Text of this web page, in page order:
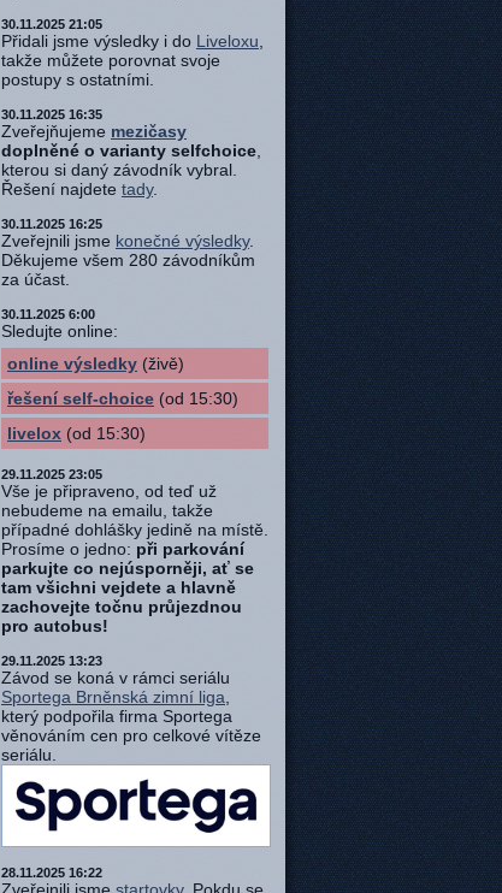
30.11.2025 21:05
Přidali jsme výsledky i do Liveloxu
takže můžete porovnat svoje
postupy s ostatními.
30.11.2025 16:35
Zveřejňujeme mezičasy
doplněné o varianty selfchoice
kterou si daný závodník vybral.
Řešení najdete tady.
30.11.2025 16:25
Zveřejnili jsme konečné výsledky.
Děkujeme všem 280 závodníkům
za účast.
30.11.2025 6:00
Sledujte online:
online výsledky (živě)
řešení self-choice (od 15:30)
livelox (od 15:30)
29.11.2025 23:05
Vše je připraveno, od teď už
nebudeme na emailu, takže
případné dohlášky jedině na místě.
Prosíme o jedno: při parkování
parkujte co nejúsporněji, ať se
tam všichni vejdete a hlavně
zachovejte točnu průjezdnou
pro autobus!
29.11.2025 13:23
Závod se koná v rámci seriálu
Sportega Brněnská zimní liga
který podpořila firma Sportega
věnováním cen pro celkové vítěze
seriálu.
28.11.2025 16:22
Zveřejnili jsme startovky. Pokdu se